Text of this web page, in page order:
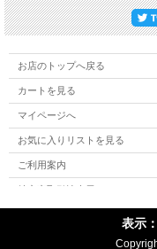
お店のトップへ戻る
カートを見る
マイページへ
お気に入りリストを見る
ご利用案内
特定商取引法表示
表示